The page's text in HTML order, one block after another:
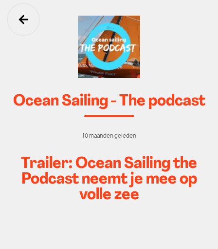
Ga terug
Ocean Sailing - The podcast
10 maanden geleden
Trailer: Ocean Sailing the
Podcast neemt je mee op
volle zee